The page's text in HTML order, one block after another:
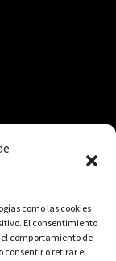
como las cookies
El consentimiento
comportamiento de
consentir o retirar el